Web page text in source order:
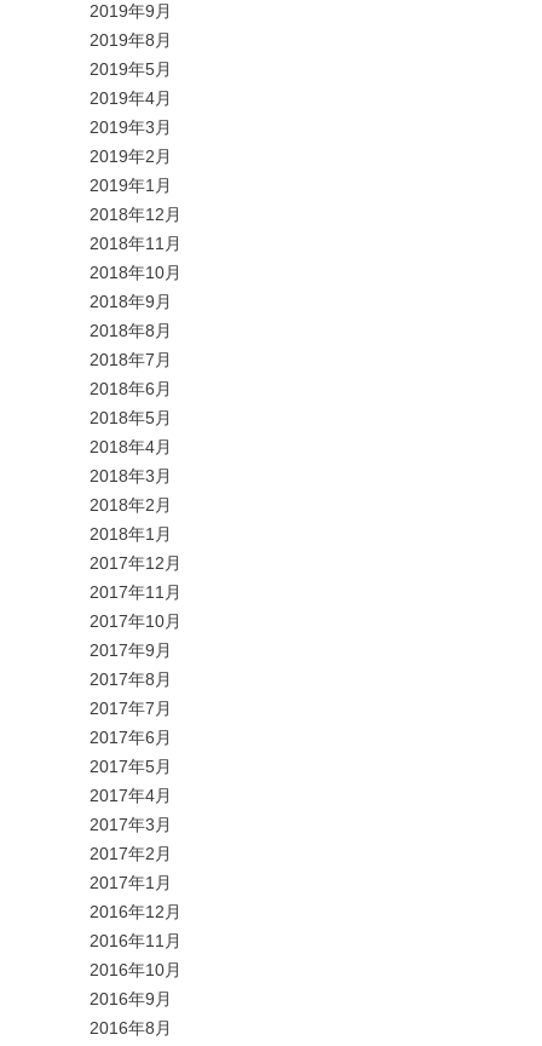
2019年9月
2019年8月
2019年5月
2019年4月
2019年3月
2019年2月
2019年1月
2018年12月
2018年11月
2018年10月
2018年9月
2018年8月
2018年7月
2018年6月
2018年5月
2018年4月
2018年3月
2018年2月
2018年1月
2017年12月
2017年11月
2017年10月
2017年9月
2017年8月
2017年7月
2017年6月
2017年5月
2017年4月
2017年3月
2017年2月
2017年1月
2016年12月
2016年11月
2016年10月
2016年9月
2016年8月